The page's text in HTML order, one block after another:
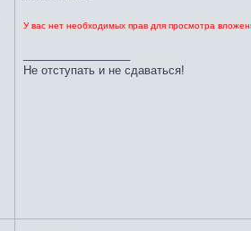
У вас нет необходимых прав для просмотра
Не отступать и не сдаваться!